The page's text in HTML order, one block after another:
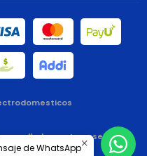
por Jumpseller.
de WhatsApp